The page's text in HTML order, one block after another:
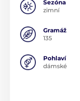
Sezóna
zimní
Gramáž
135
Pohlaví
dámské